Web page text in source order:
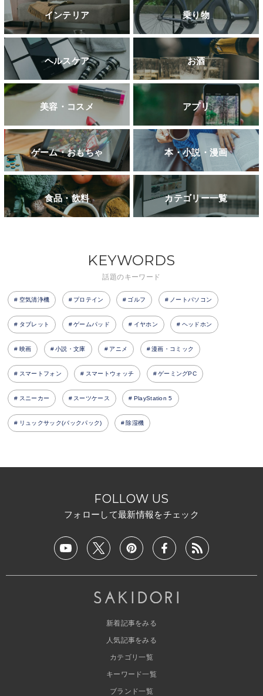
インテリア 乗り物
ヘルスケア お酒
美容・コスメ アプリ
ゲーム・おもちゃ 本・小説・漫画
食品・飲料 カテゴリー一覧
KEYWORDS
話題のキーワード
空気清浄機 プロテイン ゴルフ ノートパソコン
タブレット ゲームパッド イヤホン ヘッドホン
映画 小説・文庫 アニメ 漫画・コミック
スマートフォン スマートウォッチ ゲーミングPC
スニーカー スーツケース PlayStation 5
リュックサック(バックパック) 除湿機
FOLLOW US
フォローして最新情報をチェック
新着記事をみる
人気記事をみる
カテゴリ一覧
キーワード一覧
ブランド一覧